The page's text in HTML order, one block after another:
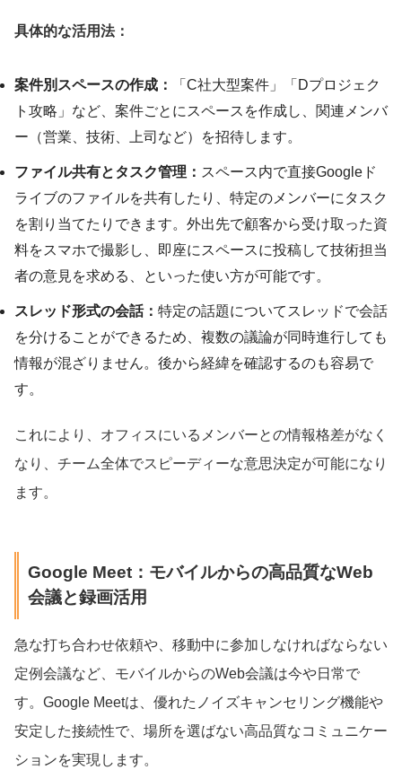
具体的な活用法：
案件別スペースの作成：
「C社大型案件」「Dプロジェク
ト攻略」など、案件ごとにスペースを作成し、関連メンバ
ー（営業、技術、上司など）を招待します。
ファイル共有とタスク管理： スペース内で直接Googleド
ライブのファイルを共有したり、特定のメンバーにタスク
を割り当てたりできます。外出先で顧客から受け取った資
料をスマホで撮影し、即座にスペースに投稿して技術担当
者の意見を求める、といった使い方が可能です。
スレッド形式の会話： 特定の話題についてスレッドで会話
を分けることができるため、複数の議論が同時進行しても
情報が混ざりません。後から経緯を確認するのも容易で
す。
これにより、オフィスにいるメンバーとの情報格差がなく
なり、チーム全体でスピーディーな意思決定が可能になり
ます。
Google Meet：モバイルからの高品質なWeb
会議と録画活用
急な打ち合わせ依頼や、移動中に参加しなければならない
定例会議など、モバイルからのWeb会議は今や日常で
す。Google Meetは、優れたノイズキャンセリング機能や
安定した接続性で、場所を選ばない高品質なコミュニケー
ションを実現します。